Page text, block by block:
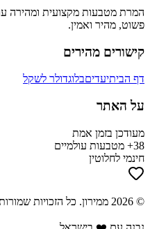
המרת מטבעות מקצועית ומהירה
פשוט, מהיר ואמין.
קישורים מהירים
דף הביתיעדיםבלוגדולר לשקל
על האתר
מעודכן בזמן אמת
38+ מטבעות עולמיים
חינמי לחלוטין
©
2026 ממירון. כל הזכויות